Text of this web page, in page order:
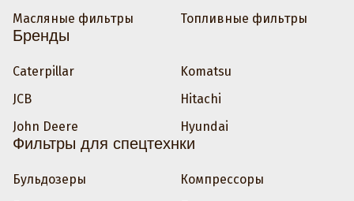
Масляные фильтры
Топливные фильтры
Бренды
Caterpillar
JCB
John Deere
Komatsu
Hitachi
Hyundai
Фильтры для спецтехнки
Бульдозеры
Компрессоры